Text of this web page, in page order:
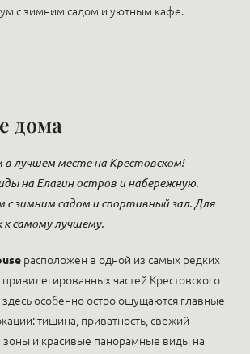
с зимним садом и уютным кафе.
дома
лучшем месте на Крестовском!
на Елагин остров и набережную.
с зимним садом и спортивный зал. Для
самому лучшему.
расположен в одной из самых редких
частей Крестовского
особенно остро ощущаются главные
тишина, приватность, свежий
зоны и красивые панорамные виды на